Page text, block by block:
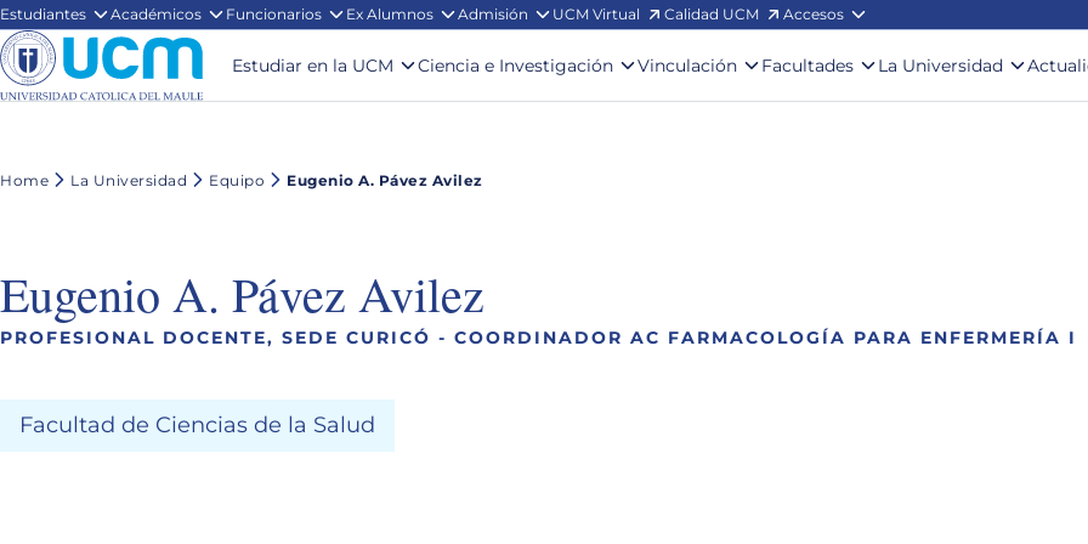
Estudiantes Académicos Funcionarios Ex Alumnos Admisión UCM Virtual Calidad UCM Accesos
Estudiar en la UCM Ciencia e Investigación Vinculación Facultades La Universidad
Home La Universidad Equipo Eugenio A. Pávez Avilez
Eugenio A. Pávez Avilez
PROFESIONAL DOCENTE, SEDE CURICÓ - COORDINADOR AC FARMACOLOGÍA PARA ENFERMERÍA I
Facultad de Ciencias de la Salud